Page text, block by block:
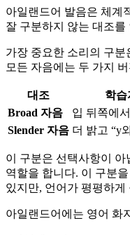
아일랜드어 발음은 체계
잘 구분하지 않는 대조
가장 중요한 소리의 구분
모든 자음에는 두 가지
대조
학습
Broad 자음
입 뒤쪽에
Slender 자음 더 밝고 “y
이 구분은 선택사항이
역할을 합니다. 이 구분
있지만, 언어가 평평하게
아일랜드어에는 영어 화